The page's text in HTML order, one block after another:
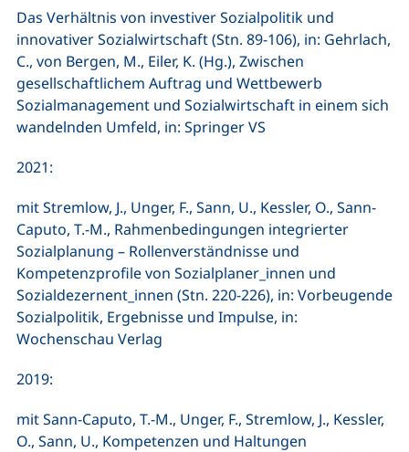
Das Verhältnis von investiver Sozialpolitik und
innovativer Sozialwirtschaft (Stn. 89-106), in: Gehrlach,
C., von Bergen, M., Eiler, K. (Hg.), Zwischen
gesellschaftlichem Auftrag und Wettbewerb
Sozialmanagement und Sozialwirtschaft in einem sich
wandelnden Umfeld, in: Springer VS
2021:
mit Stremlow, J., Unger, F., Sann, U., Kessler, O., Sann-
Caputo, T.-M., Rahmenbedingungen integrierter
Sozialplanung – Rollenverständnisse und
Kompetenzprofile von Sozialplaner_innen und
Sozialdezernent_innen (Stn. 220-226), in: Vorbeugende
Sozialpolitik, Ergebnisse und Impulse, in:
Wochenschau Verlag
2019:
mit Sann-Caputo, T.-M., Unger, F., Stremlow, J., Kessler,
O., Sann, U., Kompetenzen und Haltungen